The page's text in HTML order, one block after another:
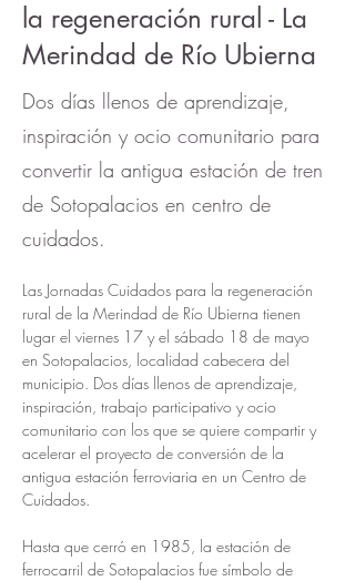
la regeneración rural - La
Merindad de Río Ubierna
Dos días llenos de aprendizaje,
inspiración y ocio comunitario para
convertir la antigua estación de tren
de Sotopalacios en centro de
cuidados.
Las Jornadas Cuidados para la regeneración
rural de la Merindad de Río Ubierna tienen
lugar el viernes 17 y el sábado 18 de mayo
en Sotopalacios, localidad cabecera del
municipio. Dos días llenos de aprendizaje,
inspiración, trabajo participativo y ocio
comunitario con los que se quiere compartir y
acelerar el proyecto de conversión de la
antigua estación ferroviaria en un Centro de
Cuidados.
Hasta que cerró en 1985, la estación de
ferrocarril de Sotopalacios fue símbolo de